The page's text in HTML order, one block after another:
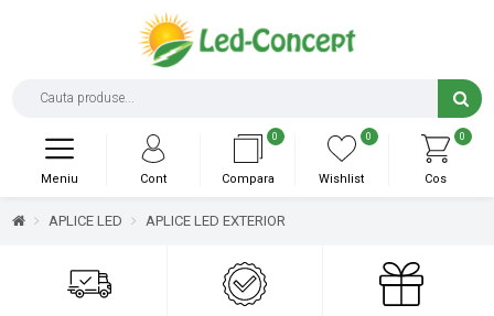
0
Cos
0
Wishlist
0
Compara
Cont
Meniu
APLICE LED APLICE LED EXTERIOR